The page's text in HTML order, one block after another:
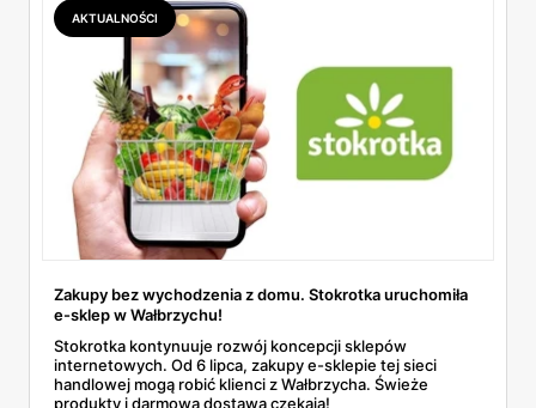
AKTUALNOŚCI
Zakupy bez wychodzenia z domu. Stokrotka uruchomiła
e-sklep w Wałbrzychu!
Stokrotka kontynuuje rozwój koncepcji sklepów
internetowych. Od 6 lipca, zakupy e-sklepie tej sieci
handlowej mogą robić klienci z Wałbrzycha. Świeże
produkty i darmowa dostawa czekają!